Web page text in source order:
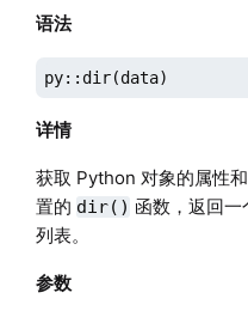
语法
py::dir(data)
详情
获取 Python 对象的属性
置的 dir() 函数，返回
列表。
参数